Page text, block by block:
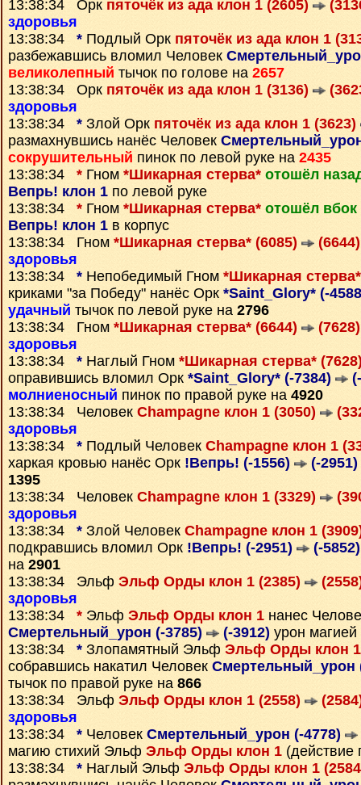
13:38:34 Орк пяточёк из ада клон 1 (2605)
здоровья
13:38:34 * Подлый Орк пяточёк из ада клон 1
разбежавшись вломил Человек
великолепный тычок по голове на 2657
13:38:34 Орк пяточёк из ада клон 1 (3136)
здоровья
13:38:34 * Злой Орк пяточёк из ада клон 1 (3623)
размахнувшись нанёс Человек
сокрушительный пинок по левой руке на 2435
13:38:34 * Гном *Шикарная стерва* отошёл
Вепрь! клон 1 по левой руке
13:38:34 * Гном *Шикарная стерва* отошёл вбок
Вепрь! клон 1 в корпус
13:38:34 Гном *Шикарная стерва* (6085) (6644)
здоровья
13:38:34 * Непобедимый Гном *Шикарная
криками "за Победу" нанёс Орк *Saint_Glory* (-
удачный тычок по левой руке на 2796
13:38:34 Гном *Шикарная стерва* (6644) (7628)
здоровья
13:38:34 * Наглый Гном *Шикарная стерва*
оправившись вломил Орк *Saint_Glory* (-7384)
молниеносный пинок по правой руке на 4920
13:38:34 Человек Champagne клон 1 (3050)
здоровья
13:38:34 * Подлый Человек Champagne клон 1
харкая кровью нанёс Орк !Вепрь! (-1556) (-2951)
1395
13:38:34 Человек Champagne клон 1 (3329)
здоровья
13:38:34 * Злой Человек Champagne клон 1
подкравшись вломил Орк !Вепрь! (-2951) (-5852)
на 2901
13:38:34 Эльф Эльф Орды клон 1 (2385)
здоровья
13:38:34 * Эльф Эльф Орды клон 1 нанес
Смертельный_урон (-3785)
(-3912) урон
13:38:34 * Злопамятный Эльф Эльф Орды клон
собравшись накатил Человек Смертельный_урон
тычок по правой руке на 866
13:38:34 Эльф Эльф Орды клон 1 (2558)
здоровья
13:38:34 * Человек Смертельный_урон (-4778)
магию стихий Эльф Эльф Орды клон 1 (действие
13:38:34 * Наглый Эльф Эльф Орды клон 1